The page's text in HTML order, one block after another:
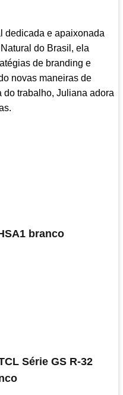
dedicada e apaixonada
do Brasil, ela
de branding e
novas maneiras de
do trabalho, Juliana adora
branco
Série GS R-32